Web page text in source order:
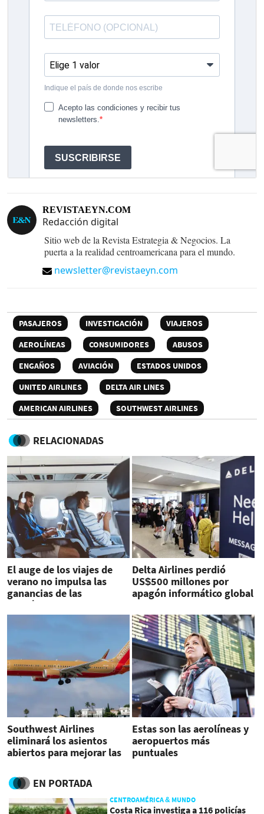
REVISTAEYN.COM
Redacción digital
Sitio web de la Revista Estrategia & Negocios. La
puerta a la realidad centroamericana para el mundo.
newsletter@revistaeyn.com
PASAJEROS INVESTIGACIÓN
VIAJEROS
AEROLÍNEAS
CONSUMIDORES
ABUSOS
ENGAÑOS
AVIACIÓN
ESTADOS UNIDOS
UNITED AIRLINES
DELTA AIR LINES
AMERICAN AIRLINES
SOUTHWEST AIRLINES
RELACIONADAS
El auge de los viajes de
verano no impulsa las
ganancias de las
aerolíneas
Delta Airlines perdió
US$500 millones por
apagón informático global
Southwest Airlines
eliminará los asientos
abiertos para mejorar las
Estas son las aerolíneas y
aeropuertos más
puntuales
EN PORTADA
CENTROAMÉRICA & MUNDO
Costa Rica investiga a 116 policías